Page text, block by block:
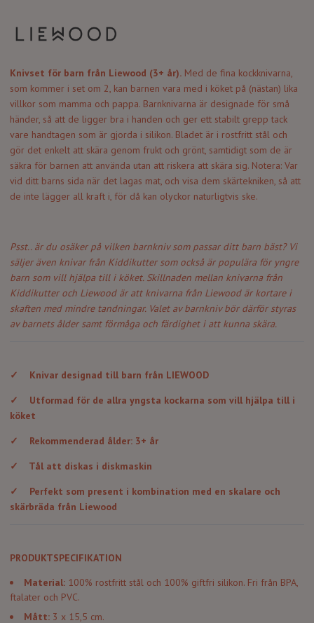
Knivset för barn från Liewood (3+ år). Med de fina kockknivarna,
som kommer i set om 2, kan barnen vara med i köket på (nästan) lika
villkor som mamma och pappa. Barnknivarna är designade för små
händer, så att de ligger bra i handen och ger ett stabilt grepp tack
vare handtagen som är gjorda i silikon. Bladet är i rostfritt stål och
gör det enkelt att skära genom frukt och grönt, samtidigt som de är
säkra för barnen att använda utan att riskera att skära sig. Notera: Var
vid ditt barns sida när det lagas mat, och visa dem skärtekniken, så att
de inte lägger all kraft i, för då kan olyckor naturligtvis ske.
Psst.. är du osäker på vilken barnkniv som passar ditt barn bäst? Vi
säljer även knivar från Kiddikuttersom också är populära för yngre
barn som vill hjälpa till i köket. Skillnaden mellan knivarna från
Kiddikutter och Liewood är att knivarna från Liewood är kortare i
skaften med mindre tandningar. Valet av barnkniv bör därför styras
av barnets ålder samt förmåga och färdighet i att kunna skära.
✓
Knivar designad till barn från LIEWOOD
✓
Utformad för de allra yngsta kockarna som vill hjälpa till i
köket
✓
Rekommenderad ålder: 3+ år
✓
Tål att diskas i diskmaskin
✓
Perfekt som present i kombination med en skalare och
skärbräda från Liewood
PRODUKTSPECIFIKATION
Material: 100% rostfritt stål och 100% giftfri silikon. Fri från BPA,
ftalater och PVC.
Mått: 3 x 15,5 cm.